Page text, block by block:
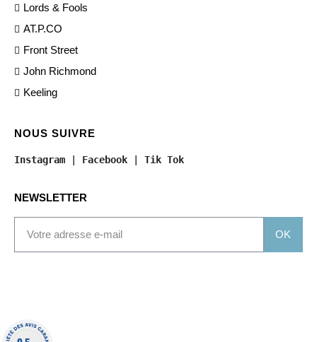
Lords & Fools
AT.P.CO
Front Street
John Richmond
Keeling
NOUS SUIVRE
Instagram Facebook Tik Tok
NEWSLETTER
OK